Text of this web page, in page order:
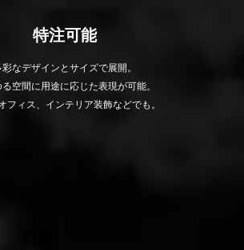
特注可能
彩なデザインとサイズで展開。
空間に用途に応じた表現が可能。
フィス、インテリア装飾などでも。